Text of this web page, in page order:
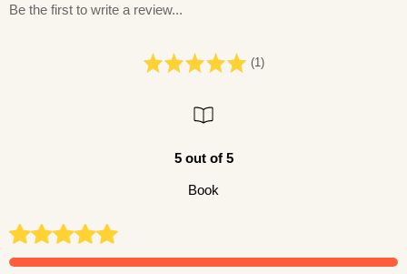
Be the first to write a review...
(1)
5 out of 5
Book